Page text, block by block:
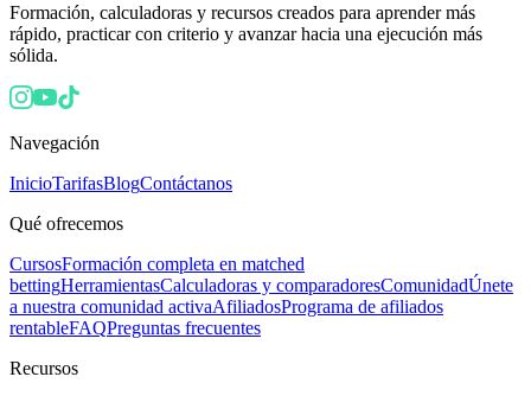
Formación, calculadoras y recursos creados para aprender más
rápido, practicar con criterio y avanzar hacia una ejecución más
sólida.
Navegación
InicioTarifasBlogContáctanos
Qué ofrecemos
CursosFormación completa en matched
bettingHerramientasCalculadoras y comparadoresComunidadÚnete
a nuestra comunidad activaAfiliadosPrograma de afiliados
rentableFAQPreguntas frecuentes
Recursos